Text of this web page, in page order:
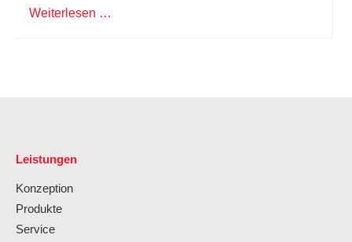
Weiterlesen …
Leistungen
Konzeption
Produkte
Service